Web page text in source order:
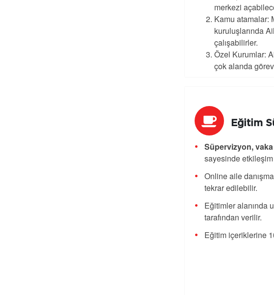
merkezi
Kamu atamalar:
kuruluşlarında
çalışabilirler.
Özel Kurumlar:
çok alanda
Eğitim
Süpervizyon, vaka
sayesinde etkileşim
Online aile
tekrar edilebilir.
Eğitimler alanında
tarafından verilir.
Eğitim içeriklerine